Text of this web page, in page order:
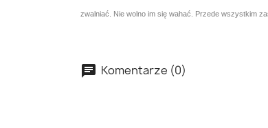
zwalniać. Nie wolno im się wahać. Przede wszystkim
Komentarze (0)